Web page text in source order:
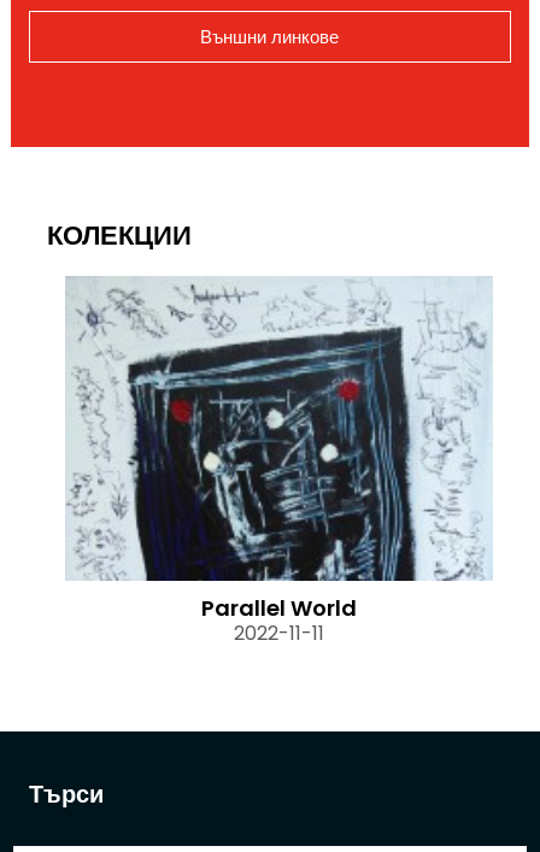
Търси
Външни линкове
КОЛЕКЦИИ
Parallel World
2022-11-11